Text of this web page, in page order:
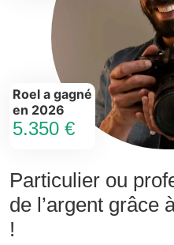
Particulier ou
de l’argent grâce
!
Roel a gagné
en 2026
5.350 €